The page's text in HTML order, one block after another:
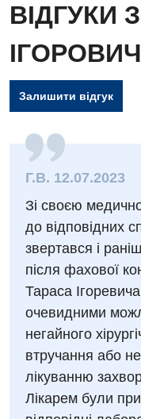
Вакансії
Інтернатура
Безкоштовні операції
Енциклопедія
Програма лояльності
Відгуки
Відео
Ангіографічні
Діагностичне
Ендоскопічне
Комп’ютерна
Магнітно-
Мамографія
Нейросонографія
Відділ госпіталізації
Відділення
Відділення
Відділення
Гінекологічне
Денний стаціонар
Декларування
ВІДГУКИ
ІГОРОВИЧ
Залишити відгук
Г.В. 12.07.2023
Зі своєю
до відповідних
звертався і
після фахової
Тараса
очевидними
негайного
втручання або
лікуванню
Лікарем були